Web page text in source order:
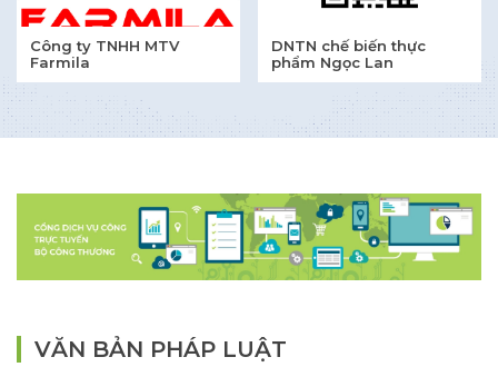
Công ty TNHH MTV
Farmila
DNTN chế biến thực
phẩm Ngọc Lan
VĂN BẢN PHÁP LUẬT